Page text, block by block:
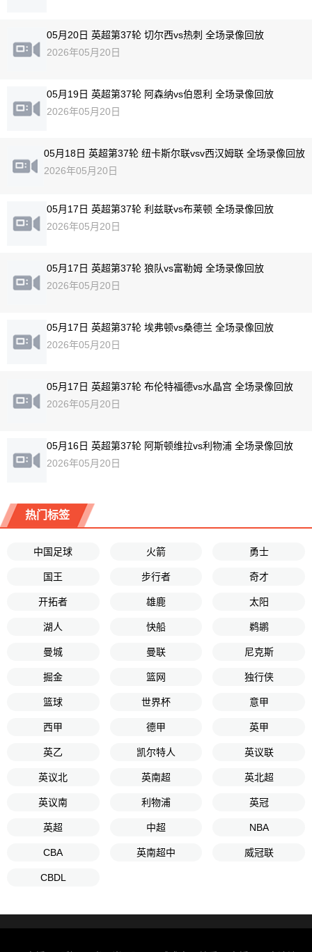
05月20日 英超第37轮 切尔西vs热刺 全场录像回放
2026年05月20日
05月19日 英超第37轮 阿森纳vs伯恩利 全场录像回放
2026年05月20日
05月18日 英超第37轮 纽卡斯尔联vsv西汉姆联 全场录像回放
2026年05月20日
05月17日 英超第37轮 利兹联vs布莱顿 全场录像回放
2026年05月20日
05月17日 英超第37轮 狼队vs富勒姆 全场录像回放
2026年05月20日
05月17日 英超第37轮 埃弗顿vs桑德兰 全场录像回放
2026年05月20日
05月17日 英超第37轮 布伦特福德vs水晶宫 全场录像回放
2026年05月20日
05月16日 英超第37轮 阿斯顿维拉vs利物浦 全场录像回放
2026年05月20日
热门标签
中国足球 火箭 勇士
国王 步行者 奇才
开拓者 雄鹿 太阳
湖人 快船 鹈鹕
曼城 曼联 尼克斯
掘金 篮网 独行侠
篮球 世界杯 意甲
西甲 德甲 英甲
英乙 凯尔特人 英议联
英议北 英南超 英北超
英议南 利物浦 英冠
英超 中超 NBA
CBA 英南超中 威冠联
CBDL